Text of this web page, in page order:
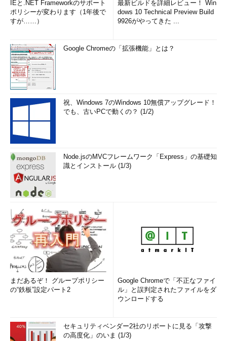
IEと.NET Frameworkのサポート
ポリシーが変わります（1年後で
すが……）
最新ビルドを詳細レビュー！ Win
dows 10 Technical Preview Build
9926がやってきた ...
Google Chromeの「拡張機能」とは？
祝、Windows 7のWindows 10無償アップグレード！
でも、古いPCで動くの？ (1/2)
Node.jsのMVCフレームワーク「Express」の基礎知
識とインストール (1/3)
まだあるぞ！ グループポリシー
の“鉄板”設定パート2
Google Chromeで「不正なファイ
ル」と誤判定されたファイルをダ
ウンロードする
セキュリティベンダー2社のリポートに見る「攻撃
の高度化」のいま (1/3)